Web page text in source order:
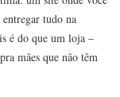
tudo na
é do que um loja –
mães que não têm